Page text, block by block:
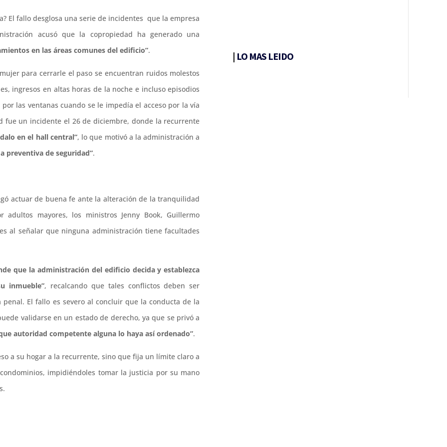
El fallo desglosa una serie de incidentes que la empresa
acusó que la copropiedad ha generado una
en las áreas comunes del edificio”.
para cerrarle el paso se encuentran ruidos molestos
ingresos en altas horas de la noche e incluso episodios
las ventanas cuando se le impedía el acceso por la vía
fue un incidente el 26 de diciembre, donde la recurrente
en el hall central”, lo que motivó a la administración a
preventiva de seguridad”.
actuar de buena fe ante la alteración de la tranquilidad
mayores, los ministros Jenny Book, Guillermo
al señalar que ninguna administración tiene facultades
que la administración del edificio decida y establezca
inmueble”, recalcando que tales conflictos deben ser
El fallo es severo al concluir que la conducta de la
validarse en un estado de derecho, ya que se privó a
autoridad competente alguna lo haya así ordenado”.
a su hogar a la recurrente, sino que fija un límite claro a
impidiéndoles tomar la justicia por su mano
| LO MAS LEIDO